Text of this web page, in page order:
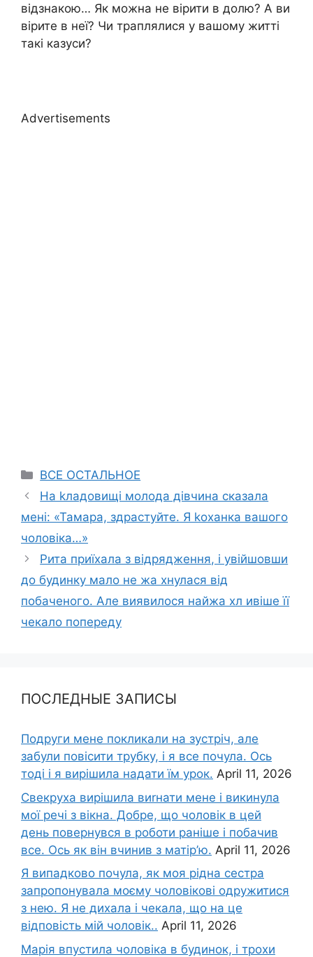
відзнакою… Як можна не вірити в долю? А ви
вірите в неї? Чи траплялися у вашому житті
такі казуси?
Advertisements
Categories
ВСЕ ОСТАЛЬНОЕ
На kладовищі молода дівчина сказала
мені: «Тамара, здрастуйте. Я kоханка вашого
чоловіка…»
Рита приїхала з відрядження, і увійшовши
до будинку мало не жа хнулася від
побаченого. Але виявилося найжа хл ивіше її
чекало попереду
ПОСЛЕДНЫЕ ЗАПИСЫ
Подруги мене покликали на зустріч, але
забули повісити трубку, і я все почула. Ось
тоді і я вирішила надати їм урок. April 11, 2026
Свекруха вирішила виrнати мене і викинула
мої речі з вікна. Добре, що чоловік в цей
день повернувся в роботи раніше і побачив
все. Ось як він вчинив з матір’ю. April 11, 2026
Я випадково почула, як моя рідна сестра
запропонувала моєму чоловікові одружитися
з нею. Я не дихала і чекала, що на це
відповість мій чоловік.. April 11, 2026
Марія впустила чоловіка в будинок, і трохи